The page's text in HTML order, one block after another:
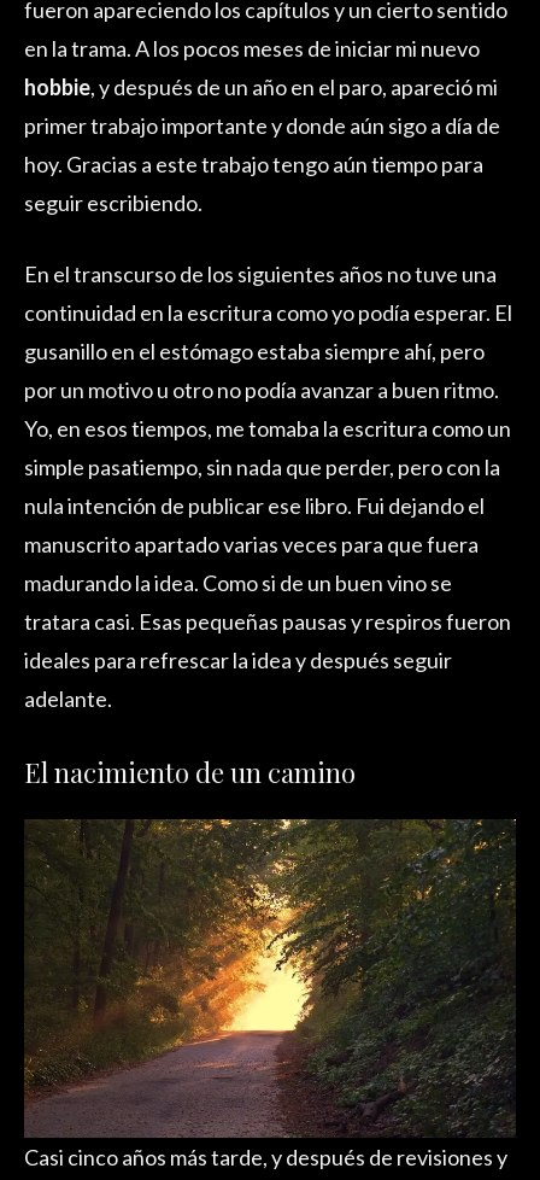
fueron apareciendo los capítulos y un cierto sentido
en la trama. A los pocos meses de iniciar mi nuevo
hobbie, y después de un año en el paro, apareció mi
primer trabajo importante y donde aún sigo a día de
hoy. Gracias a este trabajo tengo aún tiempo para
seguir escribiendo.
En el transcurso de los siguientes años no tuve una
continuidad en la escritura como yo podía esperar. El
gusanillo en el estómago estaba siempre ahí, pero
por un motivo u otro no podía avanzar a buen ritmo.
Yo, en esos tiempos, me tomaba la escritura como un
simple pasatiempo, sin nada que perder, pero con la
nula intención de publicar ese libro. Fui dejando el
manuscrito apartado varias veces para que fuera
madurando la idea. Como si de un buen vino se
tratara casi. Esas pequeñas pausas y respiros fueron
ideales para refrescar la idea y después seguir
adelante.
El nacimiento de un camino
Casi cinco años más tarde, y después de revisiones y